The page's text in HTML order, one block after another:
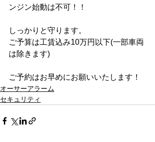
ンジン始動は不可！！
しっかりと守ります。
ご予算は工賃込み10万円以下(一部車両
は除きます)
ご予約はお早めにお願いいたします！
オーサーアラーム
セキュリティ